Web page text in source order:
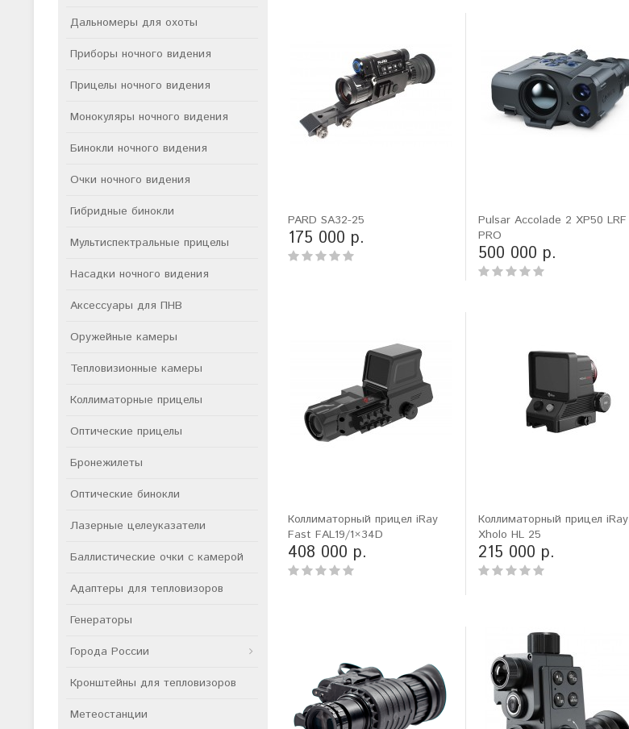
Дальномеры для охоты
Приборы ночного видения
Прицелы ночного видения
Монокуляры ночного видения
Бинокли ночного видения
Очки ночного видения
Гибридные бинокли
Мультиспектральные прицелы
Насадки ночного видения
Аксессуары для ПНВ
Оружейные камеры
Тепловизионные камеры
Коллиматорные прицелы
Оптические прицелы
Бронежилеты
Оптические бинокли
Лазерные целеуказатели
Баллистические очки с камерой
Адаптеры для тепловизоров
Генераторы
Города России
Кронштейны для тепловизоров
Метеостанции
PARD SA32-25
175 000 р.
Pulsar Accolade 2 XP50 LRF
PRO
500 000 р.
Коллиматорный прицел iRay
Fast FAL19/1×34D
408 000 р.
Коллиматорный прицел iRay
Xholo HL 25
215 000 р.